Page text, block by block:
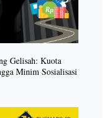
Gelisah: Kuota
Minim Sosialisasi